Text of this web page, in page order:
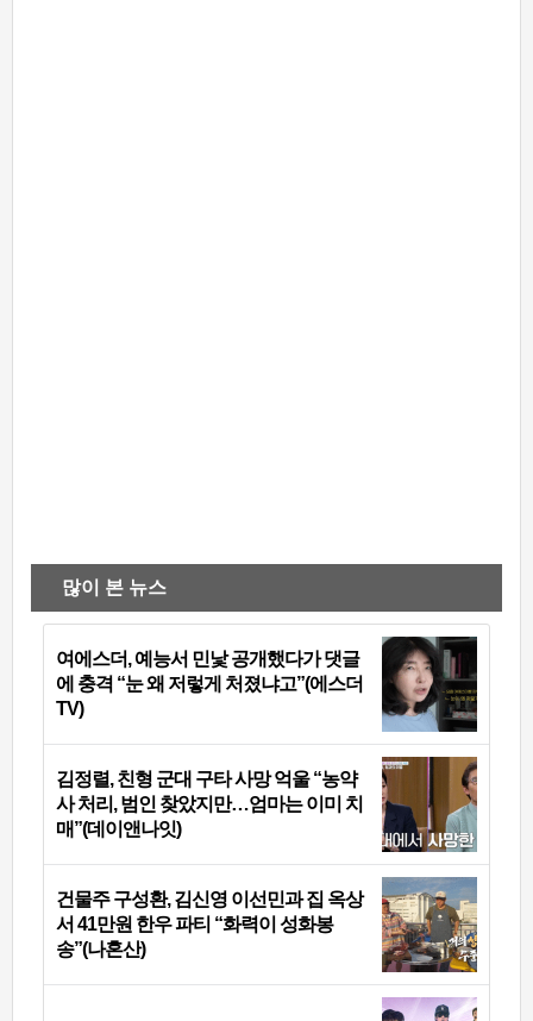
많이 본 뉴스
여에스더, 예능서 민낯 공개했다가 댓글
에 충격 “눈 왜 저렇게 처졌냐고”(에스더
TV)
김정렬, 친형 군대 구타 사망 억울 “농약
사 처리, 범인 찾았지만…엄마는 이미 치
매”(데이앤나잇)
건물주 구성환, 김신영 이선민과 집 옥상
서 41만원 한우 파티 “화력이 성화봉
송”(나혼산)